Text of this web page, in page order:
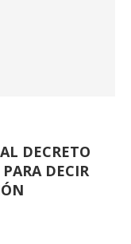
DECRETO
DECIR